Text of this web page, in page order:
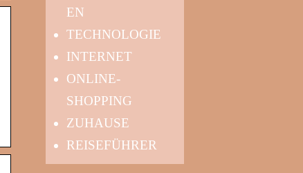
EN
TECHNOLOGIE
INTERNET
ONLINE-
SHOPPING
ZUHAUSE
REISEFÜHRER